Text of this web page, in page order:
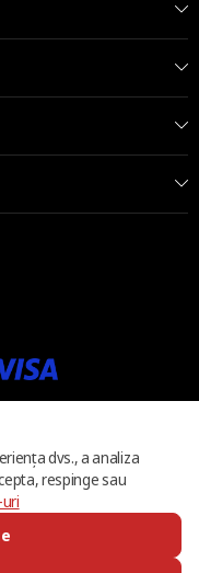
dvs., a analiza
respinge sau